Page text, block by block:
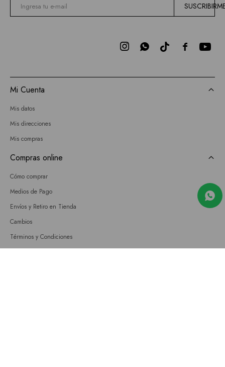

 
Mi Cuenta
Mis datos
Mis direcciones
Mis compras
Compras online
Cómo comprar
Medios de Pago
Envíos y Retiro en Tienda
Cambios
Términos y Condiciones